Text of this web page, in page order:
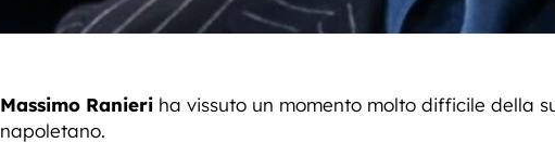
Massimo Ranieri ha vissuto un momento molto difficile della
napoletano.